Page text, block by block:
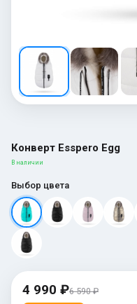
Конверт Esspero Egg
В наличии
Выбор цвета
4 990 ₽6 590 ₽